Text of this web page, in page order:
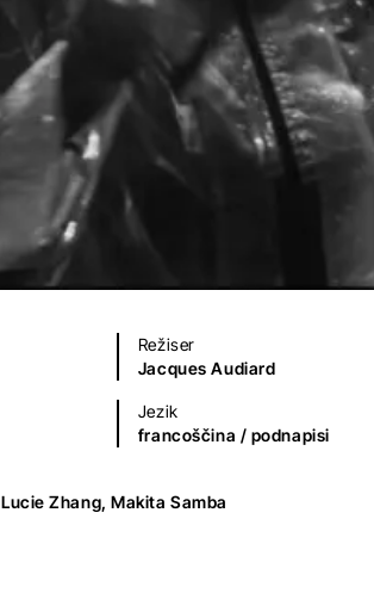
Režiser
Jacques Audiard
Jezik
francoščina / podnapisi
Lucie Zhang,Makita Samba